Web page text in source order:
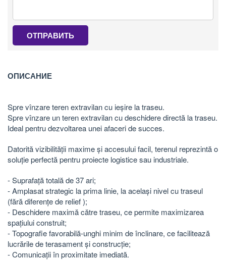
ОТПРАВИТЬ
ОПИСАНИЕ
Spre vînzare teren extravilan cu ieșire la traseu.
Spre vînzare un teren extravilan cu deschidere directă la traseu.
Ideal pentru dezvoltarea unei afaceri de succes.
Datorită vizibilității maxime și accesului facil, terenul reprezintă o
soluție perfectă pentru proiecte logistice sau industriale.
- Suprafață totală de 37 ari;
- Amplasat strategic la prima linie, la același nivel cu traseul
(fără diferențe de relief );
- Deschidere maximă către traseu, ce permite maximizarea
spațiului construit;
- Topografie favorabilă-unghi minim de înclinare, ce facilitează
lucrările de terasament și construcție;
- Comunicații în proximitate imediată.